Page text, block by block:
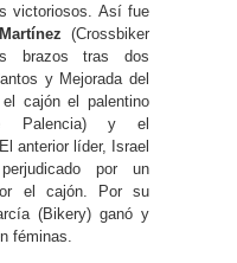
victoriosos. Así fue
(Crossbiker
brazos tras dos
y Mejorada del
cajón el palentino
Palencia) y el
anterior líder, Israel
por un
el cajón. Por su
(Bikery) ganó y
féminas.